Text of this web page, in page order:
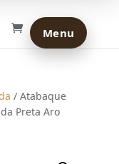
/ Atabaque
Preta Aro